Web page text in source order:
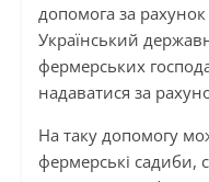
допомога за
Український
фермерських
надаватися за
На таку допомогу
фермерські садиби,